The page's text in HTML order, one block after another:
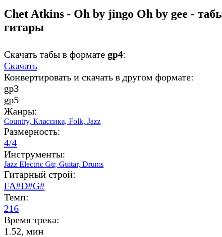
Chet Atkins - Oh by jingo Oh by gee -
гитары
Скачать табы в формате gp4:
Скачать
Конвертировать и скачать в другом формате:
gp3
gp5
Жанры:
Country, Классика, Folk, Jazz
Размерность:
4/4
Инструменты:
Jazz Electric Gtr, Guitar, Drums
Гитарный строй:
FA#D#G#
Темп:
216
Время трека:
1.52, мин